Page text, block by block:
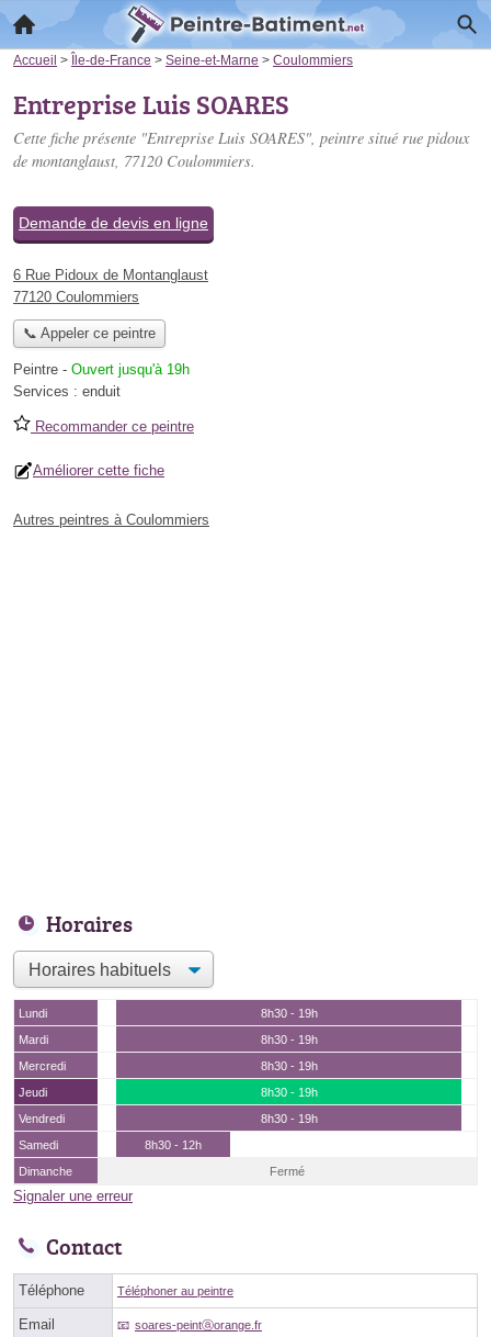
Accueil > Île-de-France > Seine-et-Marne > Coulommiers
Entreprise Luis SOARES
Cette fiche présente "Entreprise Luis SOARES", peintre situé rue pidoux
de montanglaust, 77120 Coulommiers.
Demande de devis en ligne
6 Rue Pidoux de Montanglaust
77120 Coulommiers
📞 Appeler ce peintre
Peintre - Ouvert jusqu'à 19h
Services : enduit
Recommander ce peintre
Améliorer cette fiche
Autres peintres à Coulommiers
Horaires
Lundi
8h30 - 19h
Mardi
8h30 - 19h
Mercredi
8h30 - 19h
Jeudi
8h30 - 19h
Vendredi
8h30 - 19h
Samedi
8h30 - 12h
Dimanche
Fermé
Signaler une erreur
Contact
Téléphone Téléphoner au peintre
Email soares-peintⓐorange.fr